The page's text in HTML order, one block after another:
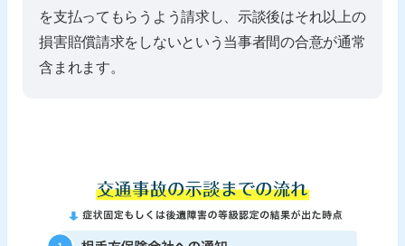
を支払ってもらうよう請求し、示談後はそれ以上の
損害賠償請求をしないという当事者間の合意が通常
含まれます。